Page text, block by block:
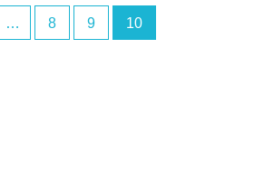
… 8 9 10